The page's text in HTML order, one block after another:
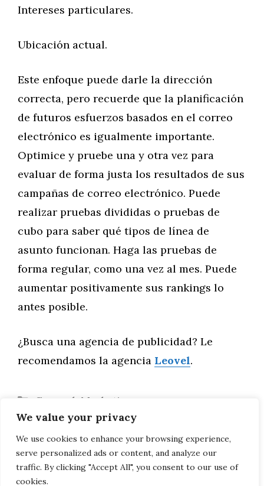
We value your privacy
We use cookies to enhance your browsing experience,
serve personalized ads or content, and analyze our
traffic. By clicking "Accept All", you consent to our use of
cookies.
Intereses particulares.
Ubicación actual.
Este enfoque puede darle la dirección
correcta, pero recuerde que la planificación
de futuros esfuerzos basados en el correo
electrónico es igualmente importante.
Optimice y pruebe una y otra vez para
evaluar de forma justa los resultados de sus
campañas de correo electrónico. Puede
realizar pruebas divididas o pruebas de
cubo para saber qué tipos de línea de
asunto funcionan. Haga las pruebas de
forma regular, como una vez al mes. Puede
aumentar positivamente sus rankings lo
antes posible.
¿Busca una agencia de publicidad? Le
recomendamos la agencia Leovel.
Categorías
General Marketing
Consejos para simplificar contenidos
complejos
Importancia del NAP para su SEO local